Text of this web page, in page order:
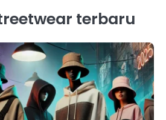
terbaru